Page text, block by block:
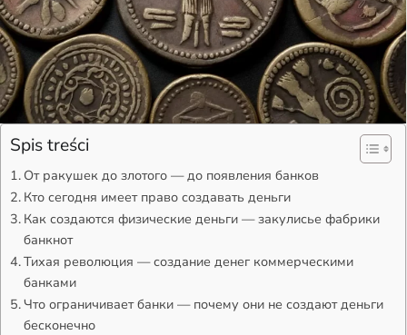
Spis treści
От ракушек до злотого — до появления банков
Кто сегодня имеет право создавать деньги
Как создаются физические деньги — закулисье фабрики
банкнот
Тихая революция — создание денег коммерческими
банками
Что ограничивает банки — почему они не создают деньги
бесконечно